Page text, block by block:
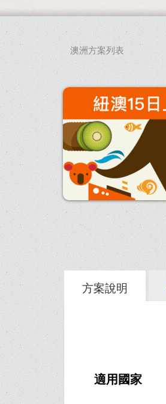
澳洲方案列表
方案說明
適用國家